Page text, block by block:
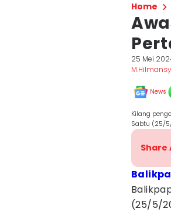
Home
25 Mei
News
Kilang
Sabtu (25/
Share
(25/5/